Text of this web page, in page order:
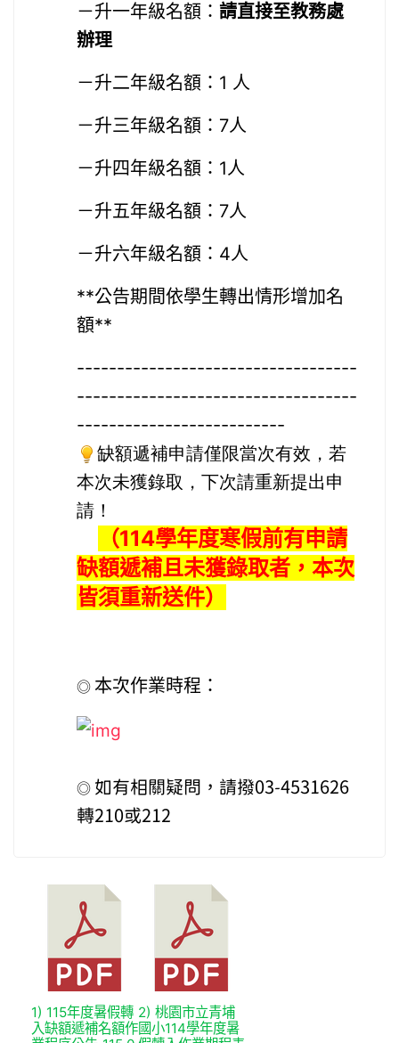
－升一年級名額： 請直接至教務處
辦理
－升二年級名額： 1 人
－升三年級名額： 7人
－升四年級名額：1人
－升五年級名額： 7人
－升六年級名額： 4人
**公告期間依學生轉出情形增加名
額**
-----------------------------------
-----------------------------------
--------------------------
缺額遞補申請僅限當次有效，若
本次未獲錄取，下次請重新提出申
請！
（114學年度寒假前有申請
缺額遞補且未獲錄取者，本次
皆須重新送件）
◎ 本次作業時程：
◎ 如有相關疑問，請撥03-4531626
轉210或212
1) 115年度暑假轉
入缺額遞補名額作
2) 桃園市立青埔
國小114學年度暑